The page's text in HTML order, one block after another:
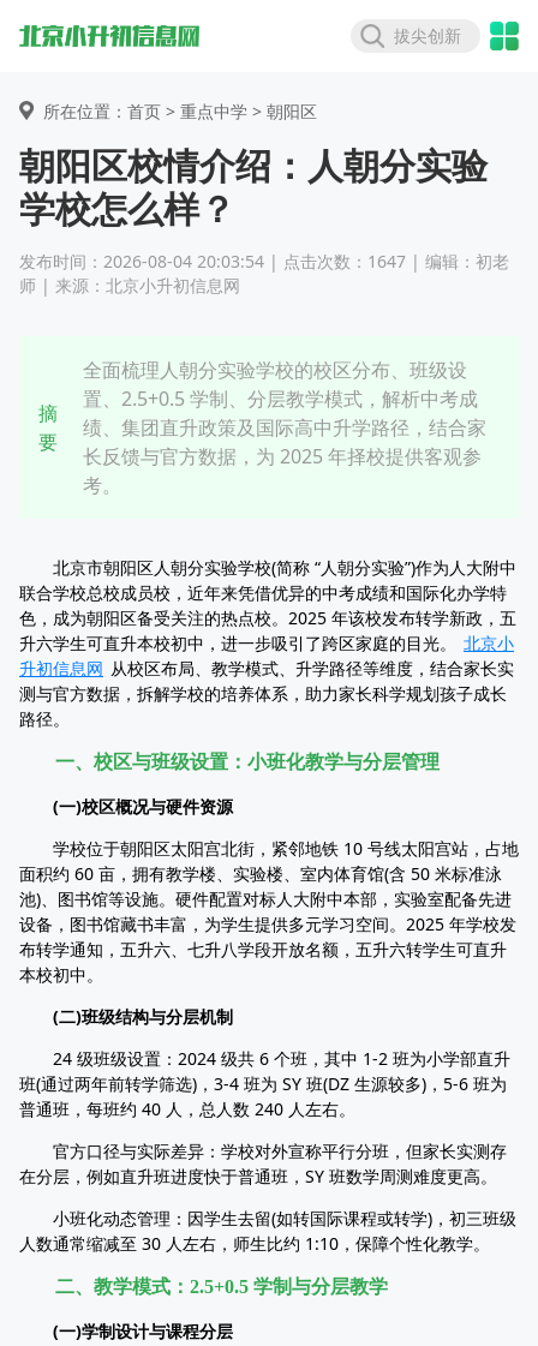
拔尖创新
所在位置：首页 > 重点中学 > 朝阳区
朝阳区校情介绍：人朝分实验
学校怎么样？
发布时间：2026-08-04 20:03:54 | 点击次数：1647 | 编辑：初老
师 | 来源：北京小升初信息网
摘
要
全面梳理人朝分实验学校的校区分布、班级设
置、2.5+0.5 学制、分层教学模式，解析中考成
绩、集团直升政策及国际高中升学路径，结合家
长反馈与官方数据，为 2025 年择校提供客观参
考。
北京市朝阳区人朝分实验学校(简称 “人朝分实验”)作为人大附中
联合学校总校成员校，近年来凭借优异的中考成绩和国际化办学特
色，成为朝阳区备受关注的热点校。2025 年该校发布转学新政，五
升六学生可直升本校初中，进一步吸引了跨区家庭的目光。
北京小
升初信息网 从校区布局、教学模式、升学路径等维度，结合家长实
测与官方数据，拆解学校的培养体系，助力家长科学规划孩子成长
路径。
一、校区与班级设置：小班化教学与分层管理
(一)校区概况与硬件资源
学校位于朝阳区太阳宫北街，紧邻地铁 10 号线太阳宫站，占地
面积约 60 亩，拥有教学楼、实验楼、室内体育馆(含 50 米标准泳
池)、图书馆等设施。硬件配置对标人大附中本部，实验室配备先进
设备，图书馆藏书丰富，为学生提供多元学习空间。2025 年学校发
布转学通知，五升六、七升八学段开放名额，五升六转学生可直升
本校初中。
(二)班级结构与分层机制
24 级班级设置：2024 级共 6 个班，其中 1-2 班为小学部直升
班(通过两年前转学筛选)，3-4 班为 SY 班(DZ 生源较多)，5-6 班为
普通班，每班约 40 人，总人数 240 人左右。
官方口径与实际差异：学校对外宣称平行分班，但家长实测存
在分层，例如直升班进度快于普通班，SY 班数学周测难度更高。
小班化动态管理：因学生去留(如转国际课程或转学)，初三班级
人数通常缩减至 30 人左右，师生比约 1:10，保障个性化教学。
二、教学模式：2.5+0.5 学制与分层教学
(一)学制设计与课程分层